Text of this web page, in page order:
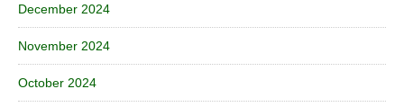
December 2024
November 2024
October 2024